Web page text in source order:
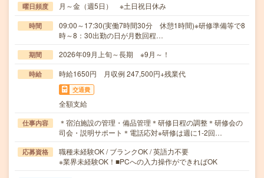
曜日頻度 月～金（週5日） ※土日祝日休み
時間
09:00～17:30(実働7時間30分 休憩1時間)※研修準備等で8
時～8：30出勤の日が月数回程…
期間 2026年09月上旬～長期 ※9月～！
時給 時給1650円 月収例 247,500円+残業代
交通費
全額支給
仕事内容
＊宿泊施設の管理・備品管理＊研修日程の調整＊研修会の
司会・説明サポート＊電話応対※研修は週に1-2回…
応募資格
職種未経験OK / ブランクOK / 英語力不要
※業界未経験OK！■PCへの入力操作ができればOK